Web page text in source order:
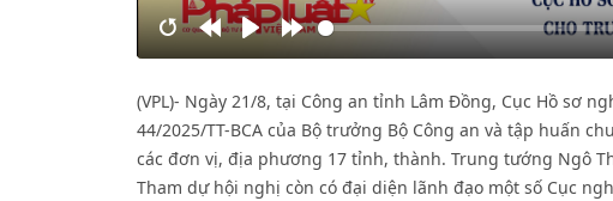
RestartRewindPlay Forward
(VPL)- Ngày 21/8, tại Công an tỉnh Lâm Đồng, Cục Hồ sơ
44/2025/TT-BCA của Bộ trưởng Bộ Công an và tập huấn
các đơn vị, địa phương 17 tỉnh, thành. Trung tướng Ngô
Tham dự hội nghị còn có đại diện lãnh đạo một số Cục